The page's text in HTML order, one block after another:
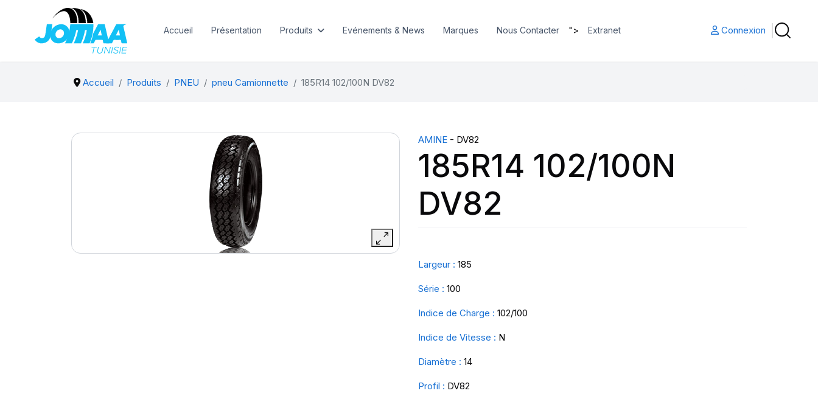
Accueil Présentation Produits Evénements & News Marques Nous Contacter "> Extranet Connexion
Accueil Produits PNEU pneu Camionnette 185R14 102/100N DV82
AMINE - DV82
185R14 102/100N
DV82
Largeur : 185
Série : 100
Indice de Charge : 102/100
Indice de Vitesse : N
Diamètre : 14
Profil : DV82